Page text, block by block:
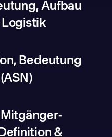
Aufbau
Logistik
Bedeutung
&